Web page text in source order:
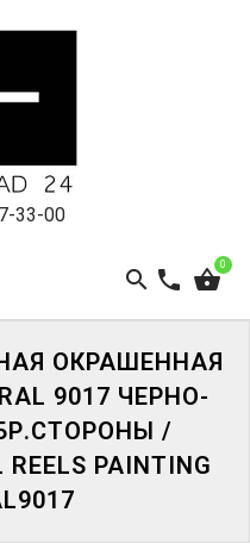
33-00
0
ОКРАШЕННАЯ
9017 ЧЕРНО-
/
PAINTING